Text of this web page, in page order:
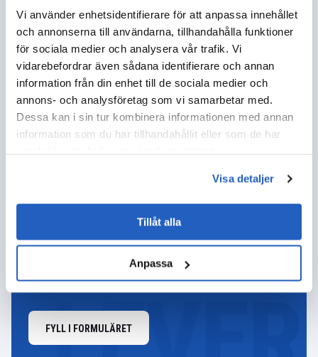
Vi använder enhetsidentifierare för att anpassa innehållet
och annonserna till användarna, tillhandahålla funktioner
för sociala medier och analysera vår trafik. Vi
vidarebefordrar även sådana identifierare och annan
information från din enhet till de sociala medier och
annons- och analysföretag som vi samarbetar med.
Dessa kan i sin tur kombinera informationen med annan
information som du har tillhandahållit eller som de har
Visa detaljer
Tillåt alla
Anpassa
Affärsförslag
Efter alla beräkningar och förhandlingar lämnar vi ett
affärsförslag.
3
LÅT OSS PÅBÖRJA DIN
IMPLEMENTERINGSRESA
FYLL I FORMULÄRET